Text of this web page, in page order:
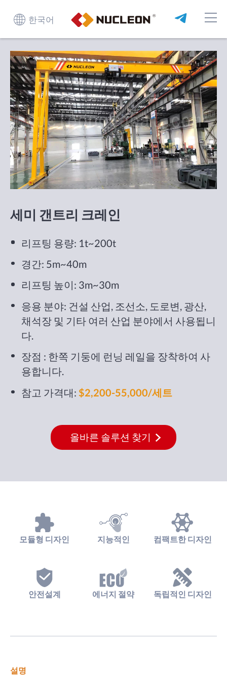
한국어
세미 갠트리 크레인
리프팅 용량: 1t~200t
경간: 5m~40m
리프팅 높이: 3m~30m
응용 분야: 건설 산업, 조선소, 도로변, 광산,
채석장 및 기타 여러 산업 분야에서 사용됩니
다.
장점 : 한쪽 기둥에 런닝 레일을 장착하여 사
용합니다.
참고 가격대: $2,200-55,000/세트
올바른 솔루션 찾기
모듈형 디자인 지능적인 컴팩트한 디자인
안전설계 에너지 절약 독립적인 디자인
설명